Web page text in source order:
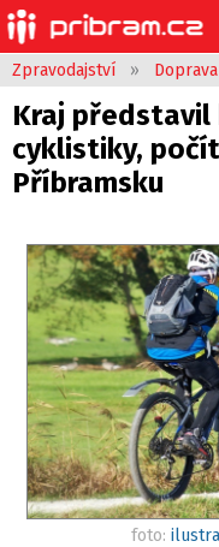
Zpravodajství » Doprava
Kraj představil
cyklistiky,
Příbramsku
foto: